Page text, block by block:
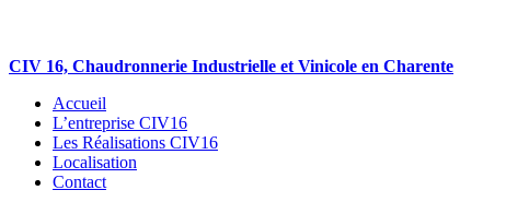
CIV 16, Chaudronnerie Industrielle et Vinicole en Charente
Accueil
L’entreprise CIV16
Les Réalisations CIV16
Localisation
Contact